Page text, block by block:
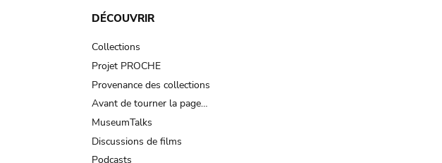
DÉCOUVRIR
Collections
Projet PROCHE
Provenance des collections
Avant de tourner la page…
MuseumTalks
Discussions de films
Podcasts